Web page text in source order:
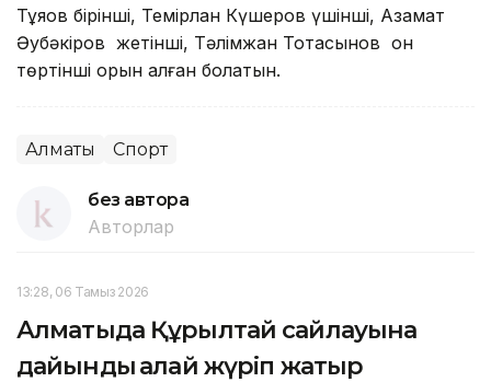
Тұяқов бірінші, Темірлан Күшеров үшінші, Азамат
Әубәкіров жетінші, Тәлімжан Тоқтасынов он
төртінші орын алған болатын.
Алматы Спорт
без автора
Авторлар
13:28, 06 Тамыз 2026
Алматыда Құрылтай сайлауына
дайындық қалай жүріп жатыр